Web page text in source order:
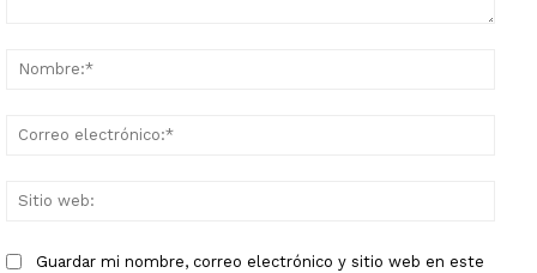
Guardar mi nombre, correo electrónico y sitio web en este